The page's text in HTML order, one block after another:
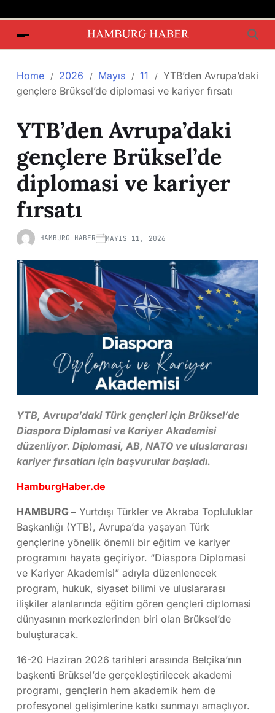
Home 2026 Mayıs 11
YTB’den Avrupa’daki
gençlere Brüksel’de diplomasi ve kariyer fırsatı
YTB’den Avrupa’daki
gençlere Brüksel’de
diplomasi ve kariyer
fırsatı
HAMBURG HABER MAYIS 11, 2026
YTB, Avrupa’daki Türk gençleri için Brüksel’de
Diaspora Diplomasi ve Kariyer Akademisi
düzenliyor. Diplomasi, AB, NATO ve uluslararası
kariyer fırsatları için başvurular başladı.
HamburgHaber.de
HAMBURG – Yurtdışı Türkler ve Akraba Topluluklar
Başkanlığı (YTB), Avrupa’da yaşayan Türk
gençlerine yönelik önemli bir eğitim ve kariyer
programını hayata geçiriyor. “Diaspora Diplomasi
ve Kariyer Akademisi” adıyla düzenlenecek
program, hukuk, siyaset bilimi ve uluslararası
ilişkiler alanlarında eğitim gören gençleri diplomasi
dünyasının merkezlerinden biri olan Brüksel’de
buluşturacak.
16-20 Haziran 2026 tarihleri arasında Belçika’nın
başkenti Brüksel’de gerçekleştirilecek akademi
programı, gençlerin hem akademik hem de
profesyonel gelişimlerine katkı sunmayı amaçlıyor.